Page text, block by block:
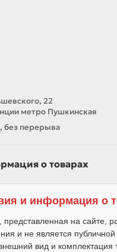
22
метро Пушкинская
без перерыва
о товарах
и информация о
на сайте,
и не является публичной
вид и комплектация